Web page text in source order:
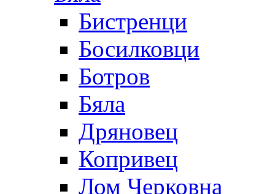
Бистренци
Босилковци
Ботров
Бяла
Дряновец
Копривец
Лом Черковна